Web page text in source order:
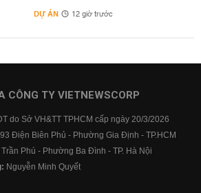
DỰ ÁN 12 giờ trước
CÔNG TY VIETNEWSCORP
do Sở VH&TT TPHCM cấp ngày 20/3/2026
Điện Biên Phủ - Phường Gia Định - TP.HCM
Trần Phú - Phường Ba Đình - TP. Hà Nội
Nguyễn Minh Quyết